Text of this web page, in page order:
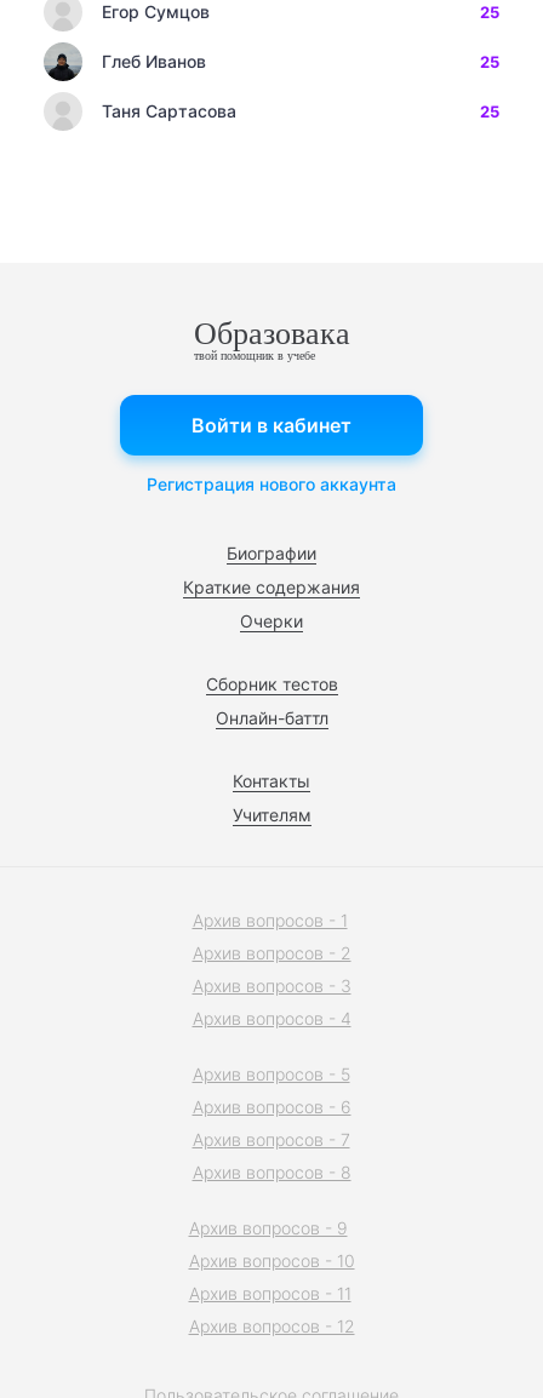
Егор Сумцов 25
Глеб Иванов 25
Таня Сартасова 25
Образовака
твой помощник в учебе
Биографии
Краткие содержания
Очерки
Сборник тестов
Онлайн-баттл
Контакты
Учителям
Войти в кабинет
Регистрация нового аккаунта
Архив вопросов - 1
Архив вопросов - 2
Архив вопросов - 3
Архив вопросов - 4
Архив вопросов - 5
Архив вопросов - 6
Архив вопросов - 7
Архив вопросов - 8
Архив вопросов - 9
Архив вопросов - 10
Архив вопросов - 11
Архив вопросов - 12